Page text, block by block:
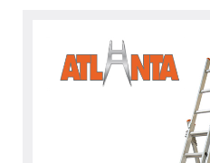
SFILABILI CON FUNE
TELESCOPICHE E